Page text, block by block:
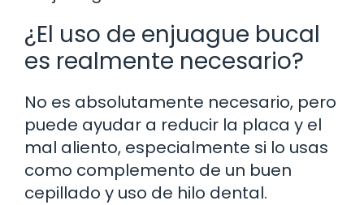
¿El uso de enjuague bucal
es realmente necesario?
No es absolutamente necesario, pero
puede ayudar a reducir la placa y el
mal aliento, especialmente si lo usas
como complemento de un buen
cepillado y uso de hilo dental.